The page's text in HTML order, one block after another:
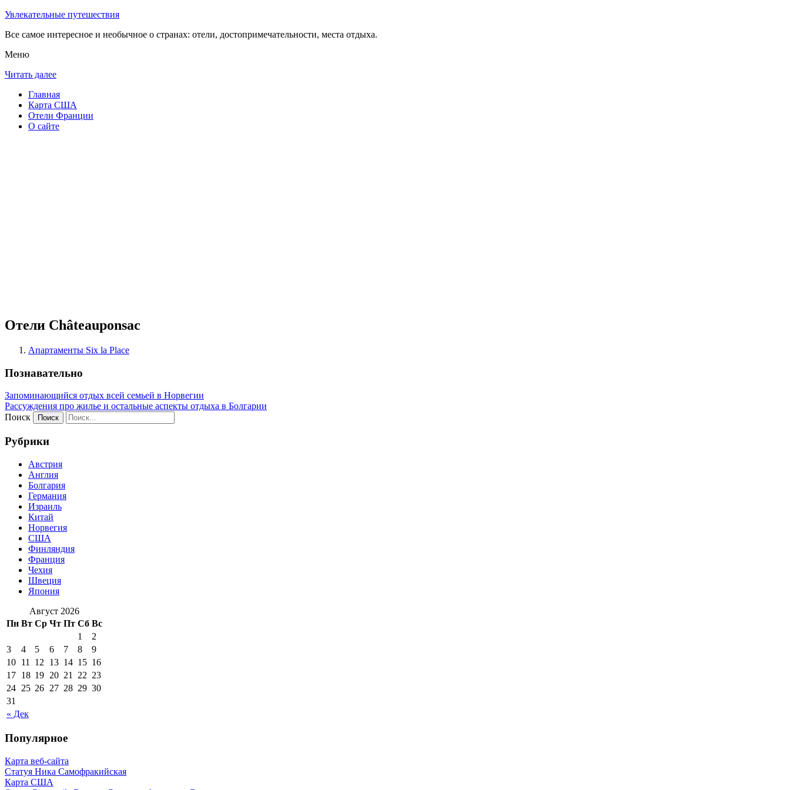
Увлекательные путешествия
Все самое интересное и необычное о странах: отели, достопримечательности, места отдыха.
Меню
Читать далее
Главная
Карта США
Отели Франции
О сайте
Отели Châteauponsac
Апартаменты Six la Place
Познавательно
Запоминающийся отдых всей семьей в Норвегии
Рассуждения про жилье и остальные аспекты отдыха в Болгарии
Поиск
Рубрики
Австрия
Англия
Болгария
Германия
Израиль
Китай
Норвегия
США
Финляндия
Франция
Чехия
Швеция
Япония
Август 2026
Пн Вт Ср Чт Пт Сб Вс
« Дек
1
2
3
4 5 6 7 8
9
10 11 12 13 14 15 16
17 18 19 20 21 22 23
24 25 26 27 28 29 30
31
Популярное
Карта веб-сайта
Статуя Ника Самофракийская
Карта США